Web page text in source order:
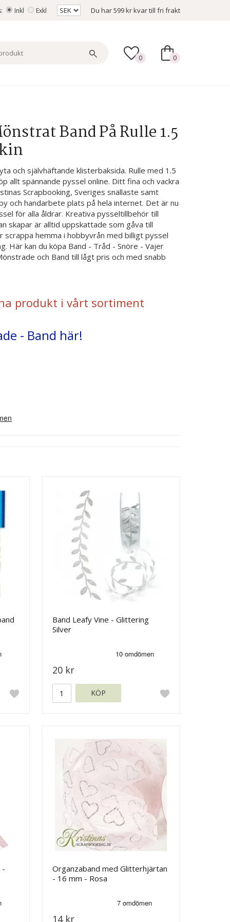
Inkl Exkl Du har599 krkvar till fri frakt
0 0
Band På Rulle 1.5
och självhäftande klisterbaksida. Rulle med 1.5
allt spännande pyssel online. Ditt fina och vackra
Scrapbooking, Sveriges snällaste samt
och handarbete plats på hela internet. Det är nu
för alla åldrar. Kreativa pysseltillbehör till
skapar är alltid uppskattade som gåva till
hemma i hobbyvrån med billigt pyssel
Här kan du köpa Band - Tråd - Snöre - Vajer
och Band till lågt pris och med snabb
produkt i vårt sortiment
- Band här!
Band Leafy Vine - Glittering
Silver
20 kr
KÖP
-
Organzaband med Glitterhjärtan
- 16 mm - Rosa
14 kr